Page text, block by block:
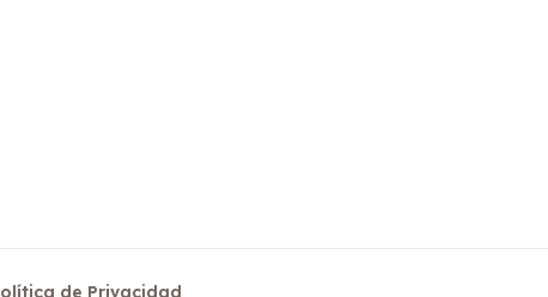
de Privacidad